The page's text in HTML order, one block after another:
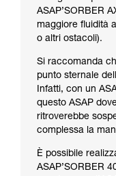
ASAP’SORBER
maggiore fluidità
o altri ostacoli).
Si raccomanda
punto sternale
Infatti, con un
questo ASAP
ritroverebbe
complessa la
È possibile
ASAP’SORBER